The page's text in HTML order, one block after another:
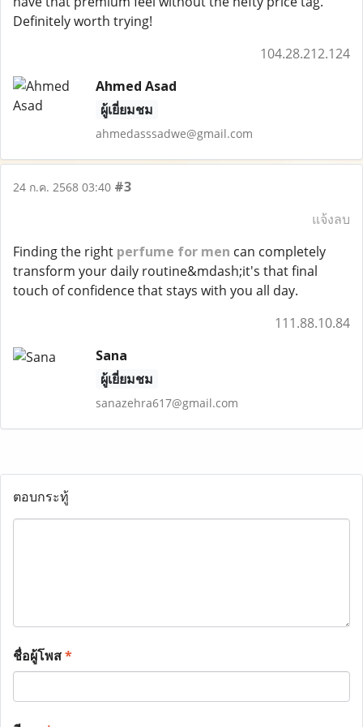
Definitely worth trying!
104.28.212.124
Ahmed Asad
ผู้เยี่ยมชม
ahmedasssadwe@gmail.com
24 ก.ค. 2568 03:40 #3
แจ้งลบ
Finding the right perfume for men can completely
transform your daily routine&mdash;it's that final
touch of confidence that stays with you all day.
111.88.10.84
Sana
ผู้เยี่ยมชม
sanazehra617@gmail.com
ตอบกระทู้
ชื่อผู้โพส*